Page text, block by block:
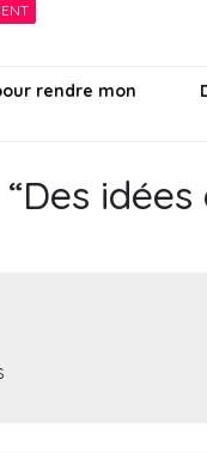
rendre mon
Des